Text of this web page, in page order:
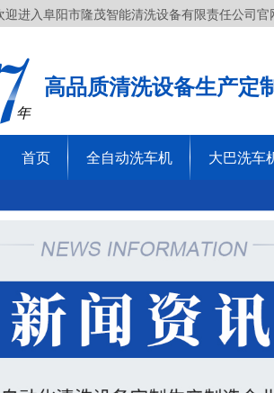
迎进入阜阳市隆茂智能清洗设备有限责任公司官
年
高品质清洗设备生产定
首页 全自动洗车机 大巴洗车